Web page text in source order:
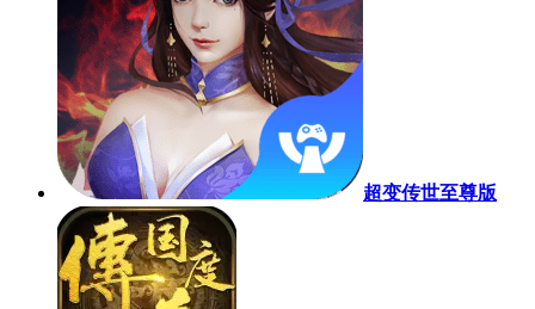
超变传世至尊版